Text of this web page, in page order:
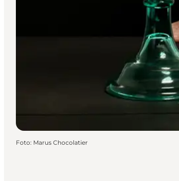
Foto: Marus Chocolatier